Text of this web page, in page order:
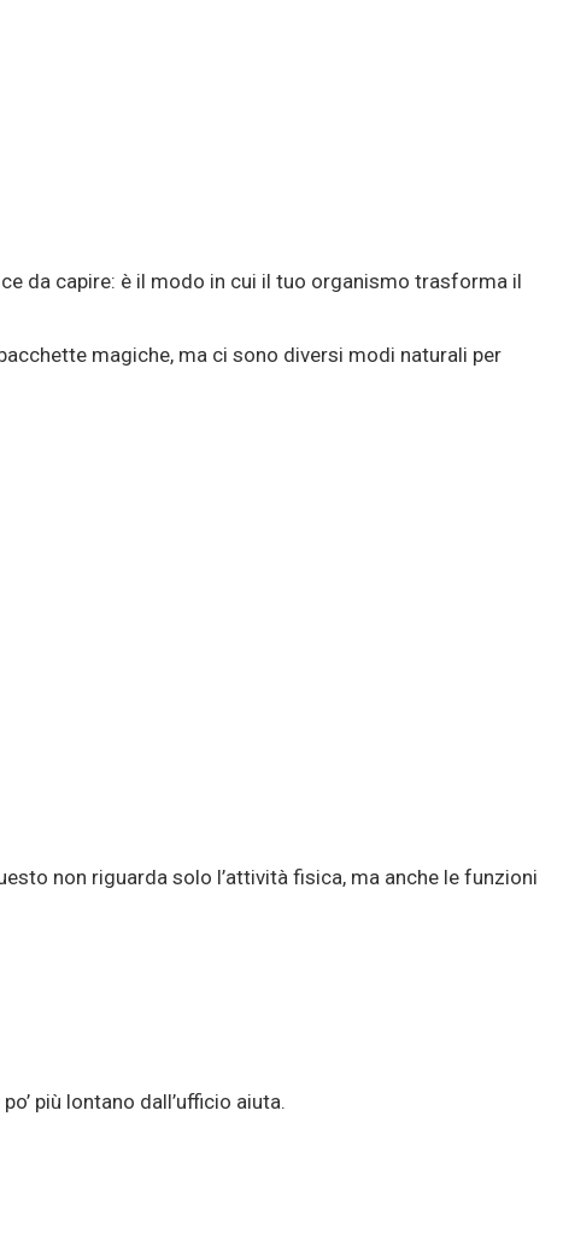
da capire: è il modo in cui il tuo organismo trasforma il
magiche, ma ci sono diversi modi naturali per
non riguarda solo l’attività fisica, ma anche le funzioni
più lontano dall’ufficio aiuta.